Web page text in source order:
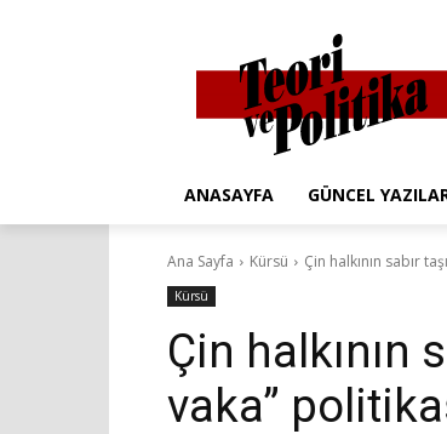
ANASAYFA GÜNCEL
Ana Sayfa Kürsü Çin halkının sabır
Kürsü
Çin halkının
vaka”